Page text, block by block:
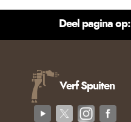
Deel pagina op:
Verf Spuiten